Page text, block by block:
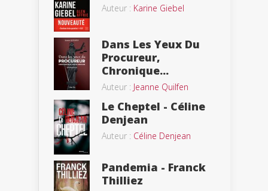
Auteur : Karine Giebel
Dans Les Yeux Du
Procureur,
Chronique...
Auteur : Jeanne Quilfen
Le Cheptel - Céline
Denjean
Auteur : Céline Denjean
Pandemia - Franck
Thilliez